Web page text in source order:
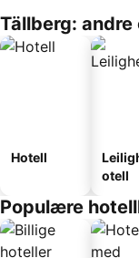
Tällberg:
Hotell
otell
Populære